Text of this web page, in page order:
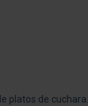
platos de cuchara.